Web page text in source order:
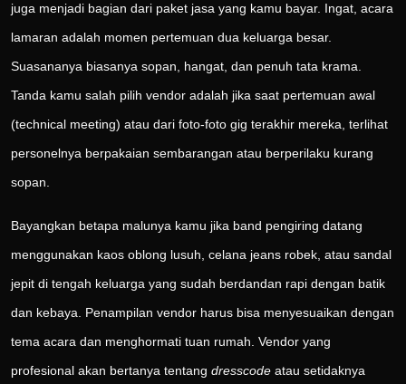
juga menjadi bagian dari paket jasa yang kamu bayar. Ingat, acara
lamaran adalah momen pertemuan dua keluarga besar.
Suasananya biasanya sopan, hangat, dan penuh tata krama.
Tanda kamu salah pilih vendor adalah jika saat pertemuan awal
(technical meeting) atau dari foto-foto gig terakhir mereka, terlihat
personelnya berpakaian sembarangan atau berperilaku kurang
sopan.
Bayangkan betapa malunya kamu jika band pengiring datang
menggunakan kaos oblong lusuh, celana jeans robek, atau sandal
jepit di tengah keluarga yang sudah berdandan rapi dengan batik
dan kebaya. Penampilan vendor harus bisa menyesuaikan dengan
tema acara dan menghormati tuan rumah. Vendor yang
profesional akan bertanya tentang dresscode atau setidaknya